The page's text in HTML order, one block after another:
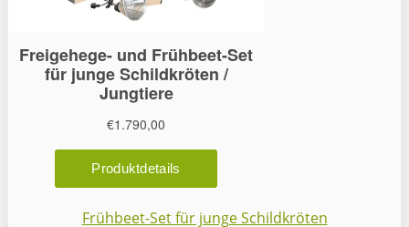
Frühbeet-Set für junge Schildkröten